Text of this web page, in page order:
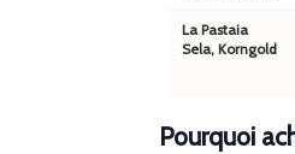
La Pastaia
Sela, Korngold
Pourquoi